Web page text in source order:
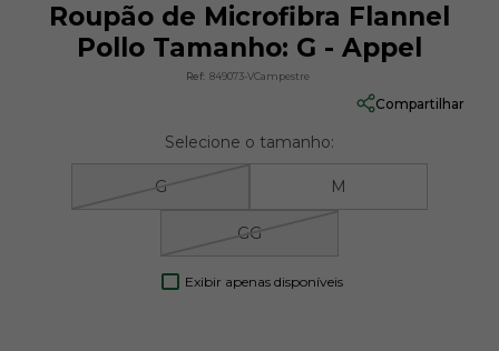
Roupão de Microfibra Flannel
Pollo Tamanho: G - Appel
Ref: 849073-VCampestre
Compartilhar
Selecione o tamanho:
G M
GG
Exibir apenas disponíveis